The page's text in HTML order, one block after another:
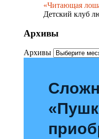
«Читающая
Детский клуб
Архивы
Архивы